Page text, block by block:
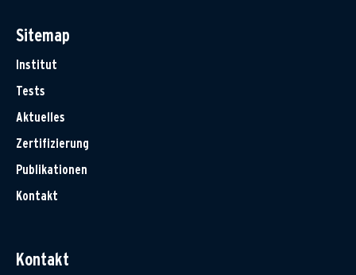
Sitemap
Institut
Tests
Aktuelles
Zertifizierung
Publikationen
Kontakt
Kontakt